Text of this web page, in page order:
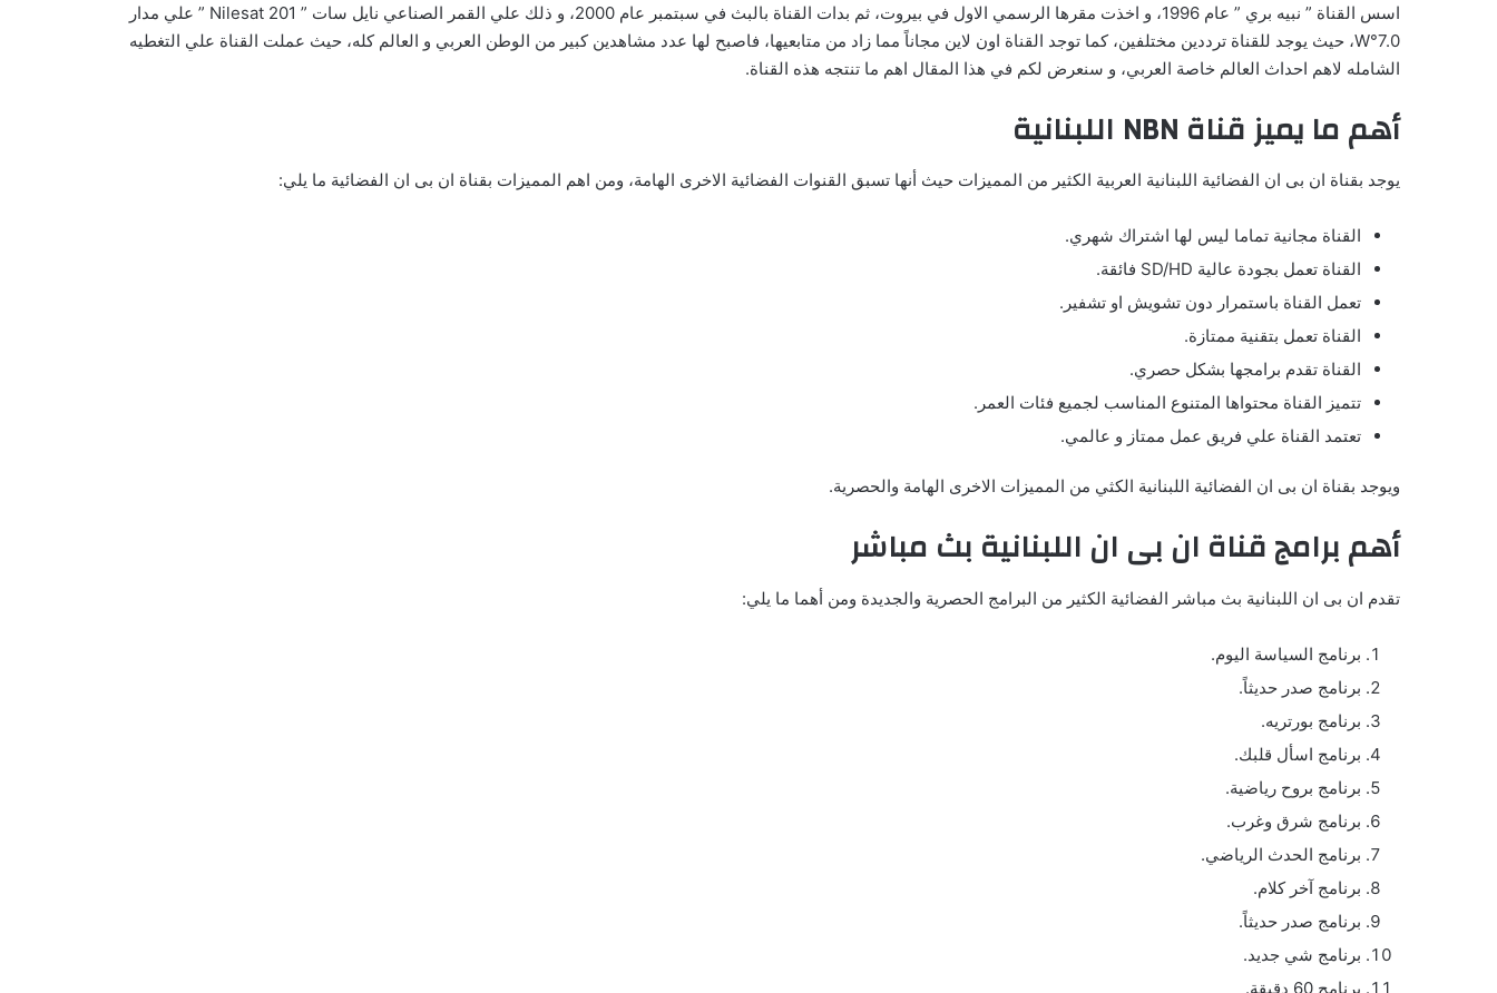
اسس القناة ” نبيه بري ” عام 1996، و اخذت مقرها الرسمي الاول في بيروت، ثم بدات القناة بالبث في سبتمبر عام 2000، و ذلك علي القمر الصناعي نايل سات ” Nilesat 201 ” علي مدار
W°7.0، حيث يوجد للقناة ترددين مختلفين، كما توجد القناة اون لاين مجاناً مما زاد من متابعيها، فاصبح لها عدد مشاهدين كبير من الوطن العربي و العالم كله، حيث عملت القناة علي التغطيه
الشامله لاهم احداث العالم خاصة العربي، و سنعرض لكم في هذا المقال اهم ما تنتجه هذه القناة.
أهم ما يميز قناة NBN اللبنانية
يوجد بقناة ان بى ان الفضائية اللبنانية العربية الكثير من المميزات حيث أنها تسبق القنوات الفضائية الاخرى الهامة، ومن اهم المميزات بقناة ان بى ان الفضائية ما يلي:
القناة مجانية تماما ليس لها اشتراك شهري.
القناة تعمل بجودة عالية SD/HD فائقة.
تعمل القناة باستمرار دون تشويش او تشفير.
القناة تعمل بتقنية ممتازة.
القناة تقدم برامجها بشكل حصري.
تتميز القناة محتواها المتنوع المناسب لجميع فئات العمر.
تعتمد القناة علي فريق عمل ممتاز و عالمي.
ويوجد بقناة ان بى ان الفضائية اللبنانية الكثي من المميزات الاخرى الهامة والحصرية.
أهم برامج قناة ان بى ان اللبنانية بث مباشر
تقدم ان بى ان اللبنانية بث مباشر الفضائية الكثير من البرامج الحصرية والجديدة ومن أهما ما يلي:
برنامج السياسة اليوم.
برنامج صدر حديثاً.
برنامج بورتريه.
برنامج اسأل قلبك.
برنامج بروح رياضية.
برنامج شرق وغرب.
برنامج الحدث الرياضي.
برنامج آخر كلام.
برنامج صدر حديثاً.
برنامج شي جديد.
برنامج 60 دقيقة.